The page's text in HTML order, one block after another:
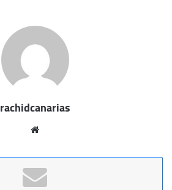
rachidcanarias